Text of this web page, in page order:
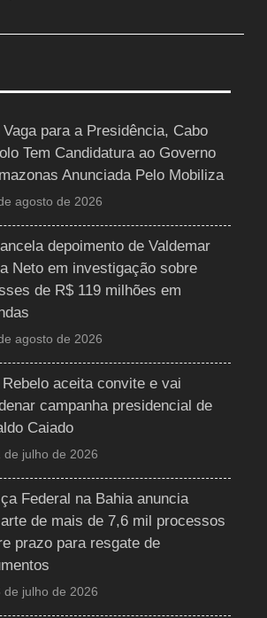
Vaga para a Presidência, Cabo
Tem Candidatura ao Governo
Anunciada Pelo Mobiliza
agosto de 2026
depoimento de Valdemar
Neto em investigação sobre
de R$ 119 milhões em
agosto de 2026
aceita convite e vai
campanha presidencial de
Caiado
de julho de 2026
Federal na Bahia anuncia
de mais de 7,6 mil processos
prazo para resgate de
de julho de 2026